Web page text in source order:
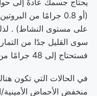
(أو 0.8 جرامًا من
سوى القليل جدًا من
فستحتاج إلى 48 جرامًا من البروتين يوميًا (
في الحالات التي تكون
منخفض الأحماض